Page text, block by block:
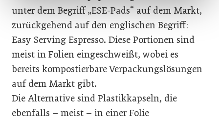
unter dem Begriff „ESE-Pads“ auf dem Markt,
zurückgehend auf den englischen Begriff:
Easy Serving Espresso. Diese Portionen sind
meist in Folien eingeschweißt, wobei es
bereits kompostierbare Verpackungslösungen
auf dem Markt gibt.
Die Alternative sind Plastikkapseln, die
ebenfalls – meist – in einer Folie